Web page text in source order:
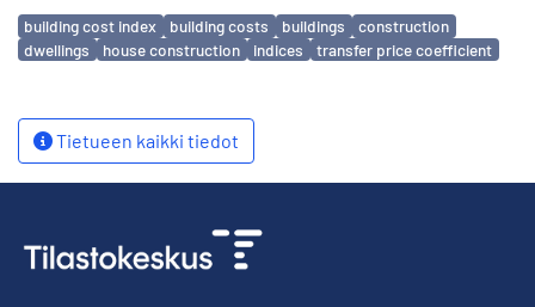
Avainsanat
building cost index building costs buildings
construction
dwellings
house construction indices transfer price coefficient
Tietueen kaikki tiedot